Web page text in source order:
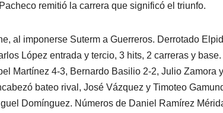
remitió la carrera que significó el triunfo.
al imponerse Suterm a Guerreros. Derrotado
López entrada y tercio, 3 hits, 2 carreras y base.
Martínez 4-3, Bernardo Basilio 2-2, Julio Zamora y
bateo rival, José Vázquez y Timoteo
Domínguez. Números de Daniel Ramírez